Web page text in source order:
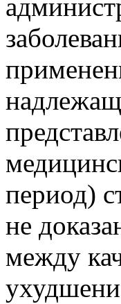
период)
не
между